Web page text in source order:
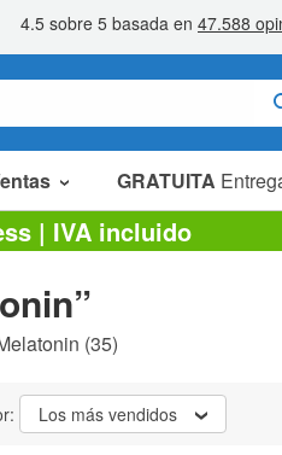
GRATUITA
Artículos en oferta
Packs Ahorro
Liquidaciones
| IVA incluido
(35)
Los más vendidos